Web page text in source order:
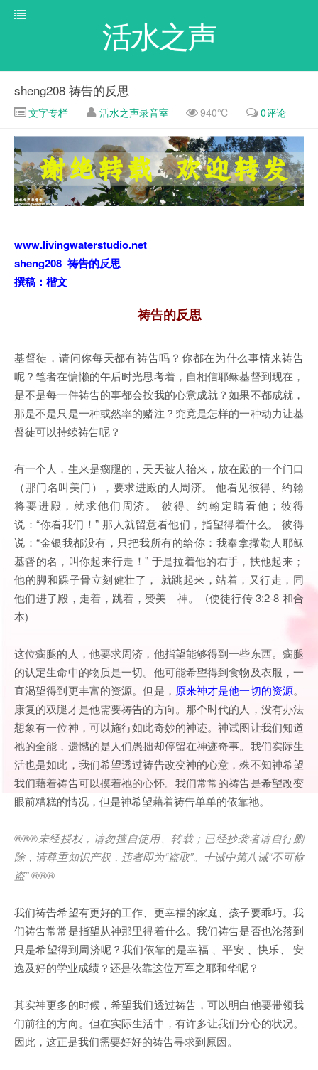
活水之声
sheng208 祷告的反思
文字专栏 活水之声录音室 940℃ 0评论
www.livingwaterstudio.net
sheng208 祷告的反思
撰稿：楷文
祷告的反思
基督徒，请问你每天都有祷告吗？你都在为什么事情来祷告
呢？笔者在慵懒的午后时光思考着，自相信耶稣基督到现在，
是不是每一件祷告的事都会按我的心意成就？如果不都成就，
那是不是只是一种或然率的赌注？究竟是怎样的一种动力让基
督徒可以持续祷告呢？
有一个人，生来是瘸腿的，天天被人抬来，放在殿的一个门口
（那门名叫美门），要求进殿的人周济。 他看见彼得、约翰
将要进殿，就求他们周济。 彼得、约翰定睛看他；彼得
说：“你看我们！” 那人就留意看他们，指望得着什么。 彼得
说：“金银我都没有，只把我所有的给你：我奉拿撒勒人耶稣
基督的名，叫你起来行走！” 于是拉着他的右手，扶他起来；
他的脚和踝子骨立刻健壮了， 就跳起来，站着，又行走，同
他们进了殿，走着，跳着，赞美 神。 (使徒行传 3:2-8 和合
本)
这位瘸腿的人，他要求周济，他指望能够得到一些东西。瘸腿
的认定生命中的物质是一切。他可能希望得到食物及衣服，一
直渴望得到更丰富的资源。但是， 原来神才是他一切的资源。
康复的双腿才是他需要祷告的方向。那个时代的人，没有办法
想象有一位神，可以施行如此奇妙的神迹。神试图让我们知道
祂的全能，遗憾的是人们愚拙却停留在神迹奇事。我们实际生
活也是如此，我们希望透过祷告改变神的心意，殊不知神希望
我们藉着祷告可以摸着祂的心怀。我们常常的祷告是希望改变
眼前糟糕的情况，但是神希望藉着祷告单单的依靠祂。
®®®未经授权，请勿擅自使用、转载；已经抄袭者请自行删
除，请尊重知识产权，违者即为“盗取”。十诫中第八诫“不可偷
盗” ®®®
我们祷告希望有更好的工作、更幸福的家庭、孩子要乖巧。我
们祷告常常是指望从神那里得着什么。我们祷告是否也沦落到
只是希望得到周济呢？我们依靠的是幸福 、平安 、快乐、 安
逸及好的学业成绩？还是依靠这位万军之耶和华呢？
其实神更多的时候，希望我们透过祷告，可以明白他要带领我
们前往的方向。但在实际生活中，有许多让我们分心的状况。
因此，这正是我们需要好好的祷告寻求到原因。